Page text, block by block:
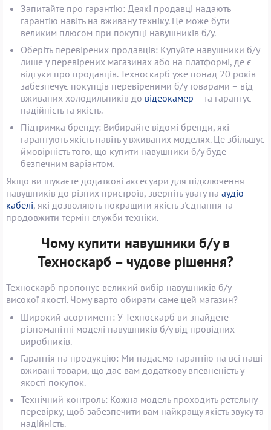
Запитайте про гарантію: Деякі продавці надають
гарантію навіть на вживану техніку. Це може бути
великим плюсом при покупці навушників б/у.
Оберіть перевірених продавців: Купуйте навушники б/у
лише у перевірених магазинах або на платформі, де є
відгуки про продавців. Техноскарб уже понад 20 років
забезпечує покупців перевіреними б/у товарами – від
вживаних холодильників до відеокамер – та гарантує
надійність та якість.
Підтримка бренду: Вибирайте відомі бренди, які
гарантують якість навіть у вживаних моделях. Це збільшує
ймовірність того, що купити навушники б/у буде
безпечним варіантом.
Якщо ви шукаєте додаткові аксесуари для підключення
навушників до різних пристроїв, зверніть увагу на аудіо
кабелі, які дозволяють покращити якість з'єднання та
продовжити термін служби техніки.
Чому купити навушники б/у в
Техноскарб – чудове рішення?
Техноскарб пропонує великий вибір навушників б/у
високої якості. Чому варто обирати саме цей магазин?
Широкий асортимент: У Техноскарб ви знайдете
різноманітні моделі навушників б/у від провідних
виробників.
Гарантія на продукцію: Ми надаємо гарантію на всі наші
вживані товари, що дає вам додаткову впевненість у
якості покупок.
Технічний контроль: Кожна модель проходить ретельну
перевірку, щоб забезпечити вам найкращу якість звуку та
надійність.